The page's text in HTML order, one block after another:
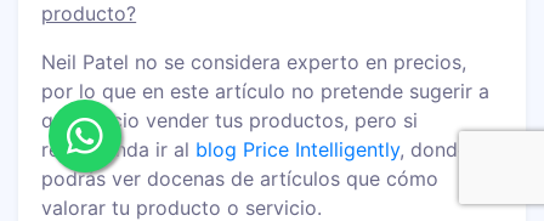
producto?
Neil Patel no se considera experto en precios,
por lo que en este artículo no pretende sugerir a
qué precio vender tus productos, pero si
recomienda ir al blog Price Intelligently, donde
podrás ver docenas de artículos que cómo
valorar tu producto o servicio.